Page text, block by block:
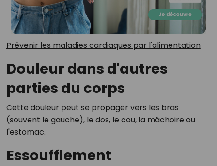
Prévenir les maladies cardiaques par l'alimentation
Douleur dans d'autres
parties du corps
Cette douleur peut se propager vers les bras
(souvent le gauche), le dos, le cou, la mâchoire ou
l'estomac.
Essoufflement